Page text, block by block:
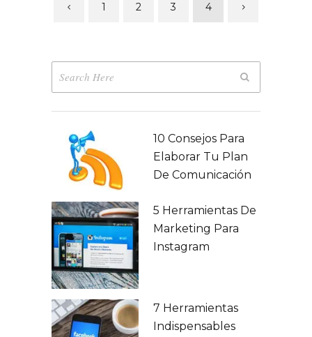
1 2 3 4
10 Consejos Para
Elaborar Tu Plan
De Comunicación
5 Herramientas De
Marketing Para
Instagram
7 Herramientas
Indispensables